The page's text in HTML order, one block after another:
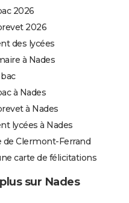
2026
2026
des lycées
à Nades
à Nades
à Nades
lycées à Nades
de Clermont-Ferrand
carte de félicitations
sur Nades